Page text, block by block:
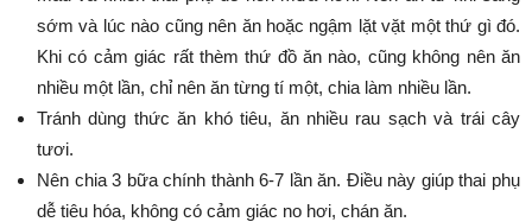
sớm và lúc nào cũng nên ăn hoặc ngậm lặt vặt một thứ gì đó.
Khi có cảm giác rất thèm thứ đồ ăn nào, cũng không nên ăn
nhiều một lần, chỉ nên ăn từng tí một, chia làm nhiều lần.
Tránh dùng thức ăn khó tiêu, ăn nhiều rau sạch và trái cây
tươi.
Nên chia 3 bữa chính thành 6-7 lần ăn. Điều này giúp thai phụ
dễ tiêu hóa, không có cảm giác no hơi, chán ăn.